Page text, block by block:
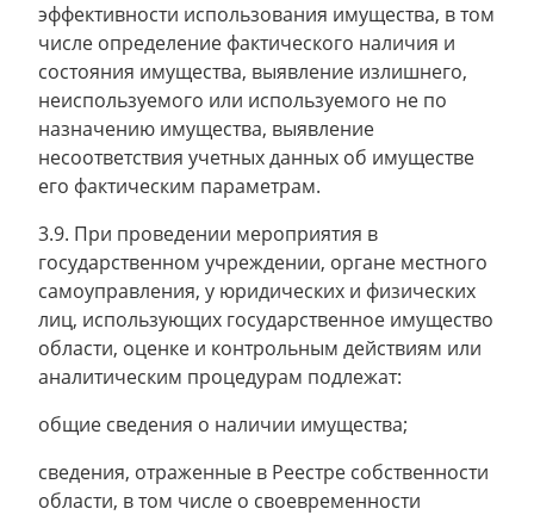
эффективности использования имущества, в том
числе определение фактического наличия и
состояния имущества, выявление излишнего,
неиспользуемого или используемого не по
назначению имущества, выявление
несоответствия учетных данных об имуществе
его фактическим параметрам.
3.9. При проведении мероприятия в
государственном учреждении, органе местного
самоуправления, у юридических и физических
лиц, использующих государственное имущество
области, оценке и контрольным действиям или
аналитическим процедурам подлежат:
общие сведения о наличии имущества;
сведения, отраженные в Реестре собственности
области, в том числе о своевременности